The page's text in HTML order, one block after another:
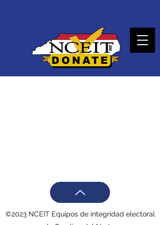
DONATE
©2023 NCEIT Equipos de integridad electoral